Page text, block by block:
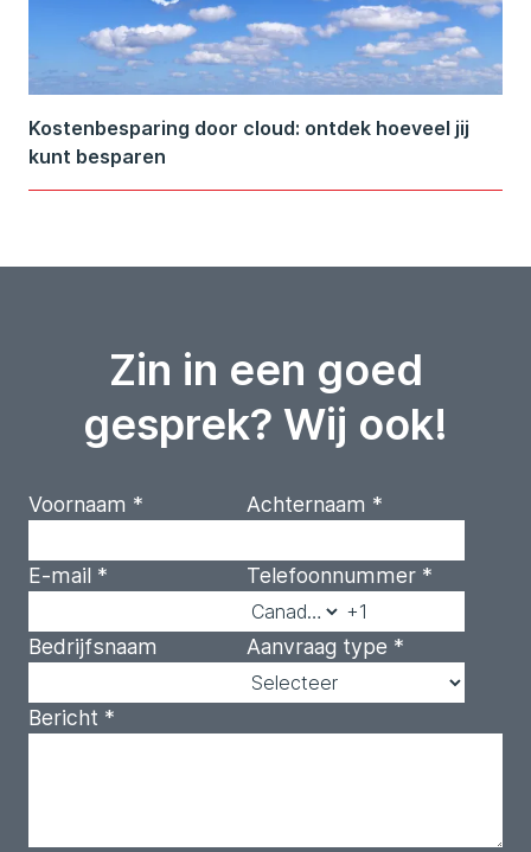
Kostenbesparing door cloud: ontdek hoeveel jij
kunt besparen
Zin in een goed
gesprek? Wij ook!
Voornaam * Achternaam *
E-mail * Telefoonnummer *
Bedrijfsnaam Aanvraag type *
Bericht *